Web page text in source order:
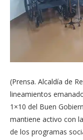
(Prensa. Alcaldía de
lineamientos
1×10 del Buen
mantiene activo con
de los programas